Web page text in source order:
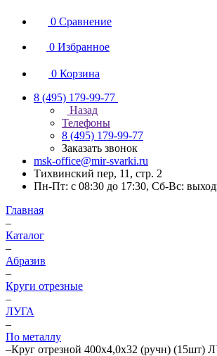
0 Сравнение
0 Избранное
0 Корзина
8 (495) 179-99-77
Назад
Телефоны
8 (495) 179-99-77
Заказать звонок
msk-office@mir-svarki.ru
Тихвинский пер, 11, стр. 2
Пн-Пт: с 08:30 до 17:30, Сб-Вс:
Главная
–
Каталог
–
Абразив
–
Круги отрезные
–
ЛУГА
–
По металлу
–Круг отрезной 400х4,0х32 (ручн) (15шт)